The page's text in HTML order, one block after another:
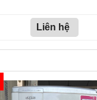
Liên hệ